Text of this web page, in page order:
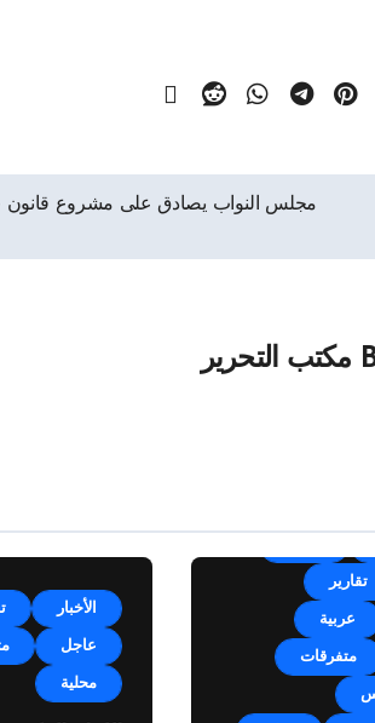
مجلس النواب يصادق على مشروع قانون
مكتب التحرير
تقارير
عربية
متفرقات
الأخبار
عاجل
محلية